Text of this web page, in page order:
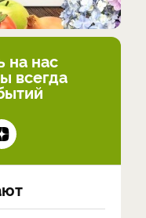
на нас
всегда